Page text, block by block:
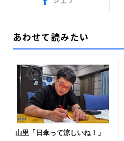
あわせて読みたい
山里「日傘って涼しいね！」